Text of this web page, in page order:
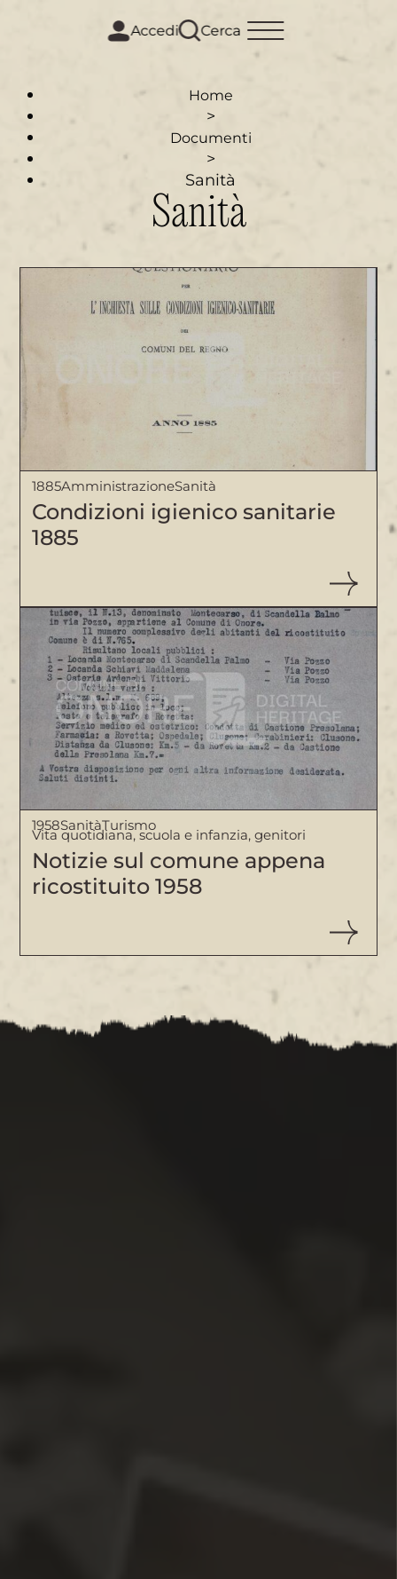
Accedi Cerca
Home
>
Documenti
>
Sanità
Sanità
1885AmministrazioneSanità
Condizioni igienico sanitarie
1885
1958SanitàTurismo
Vita quotidiana, scuola e infanzia, genitori
Notizie sul comune appena
ricostituito 1958